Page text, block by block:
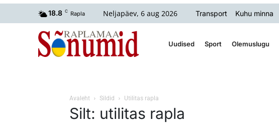
18.8 C Rapla Neljapäev, 6 aug 2026 Transport Kuhu minna
Uudised Sport Olemuslugu
Avaleht Sildid Utilitas rapla
Silt: utilitas rapla